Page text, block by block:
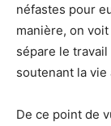
néfastes pour
manière, on
sépare le
soutenant la
De ce point de